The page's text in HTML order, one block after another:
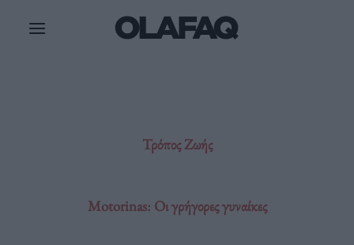
Τρόπος Ζωής
Motorinas: Οι γρήγορες γυναίκες